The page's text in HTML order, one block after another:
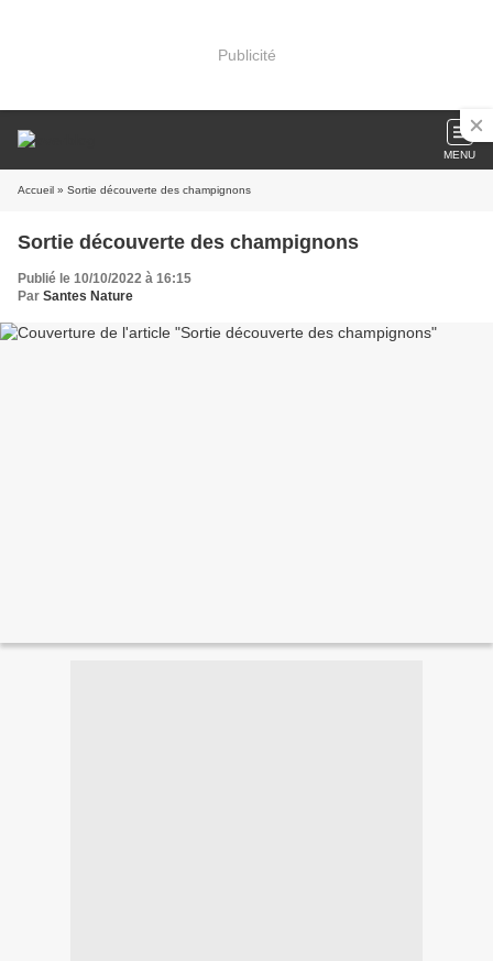
Publicité
MENU
Accueil » Sortie découverte des champignons
Sortie découverte des champignons
Publié le 10/10/2022 à 16:15
Par Santes Nature